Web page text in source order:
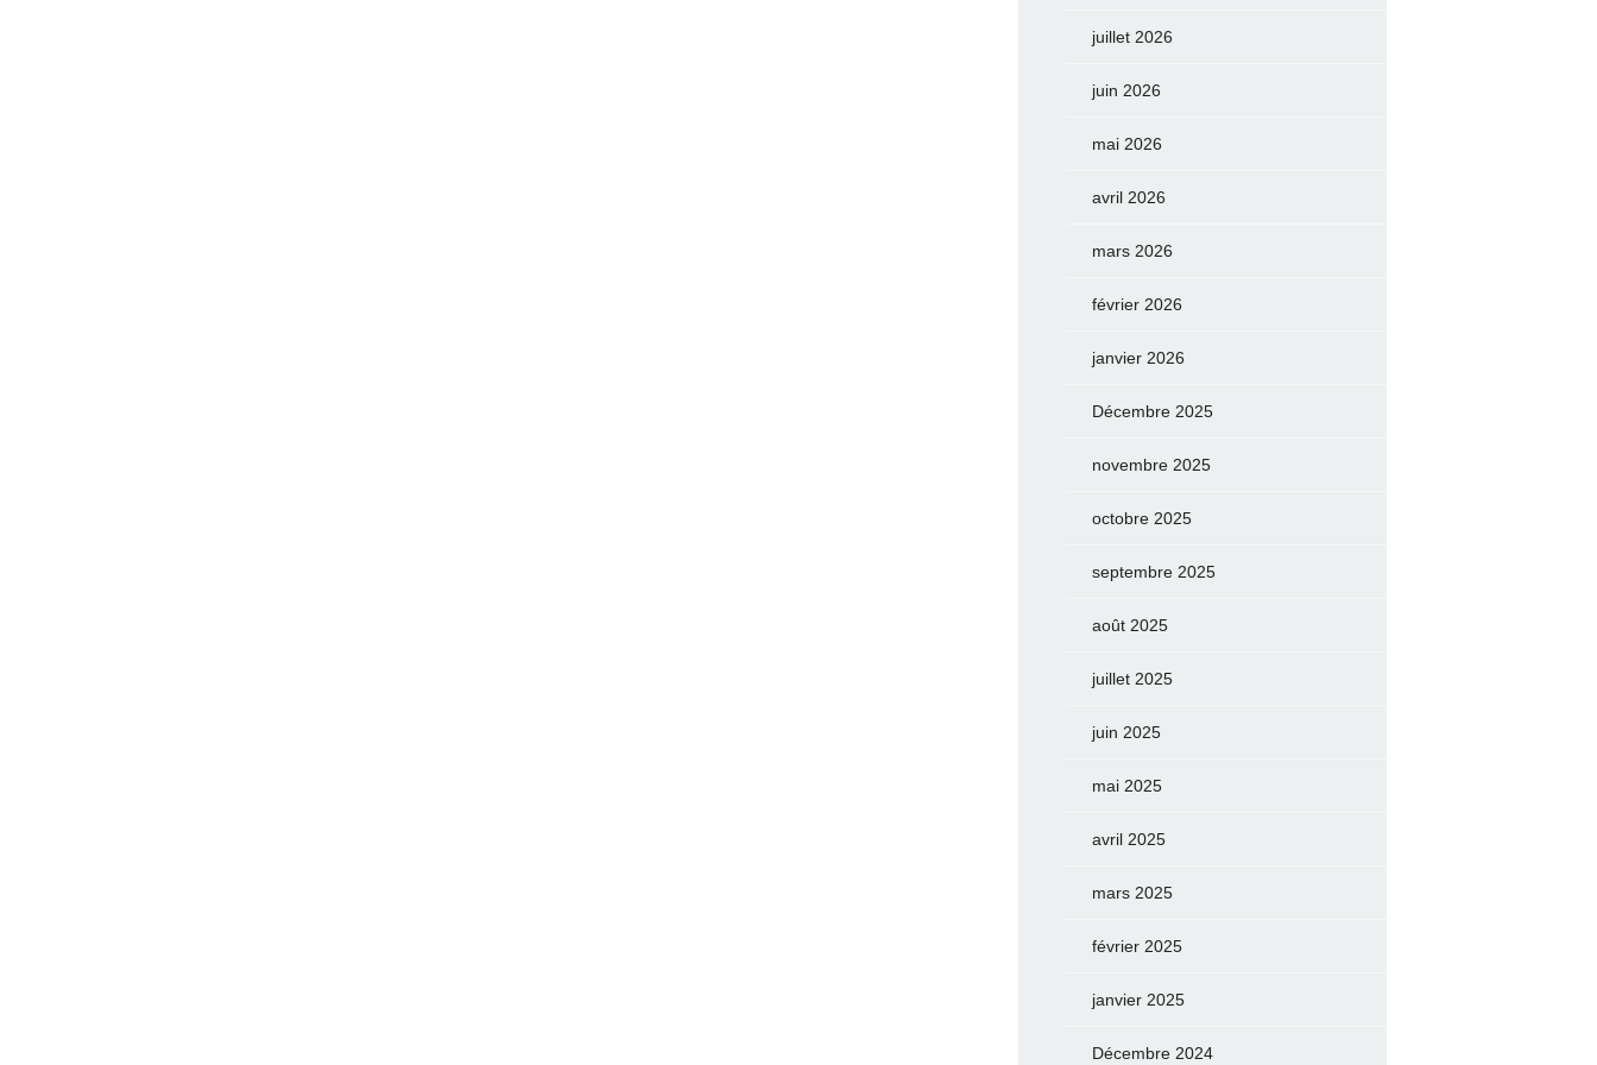
juillet 2026
juin 2026
mai 2026
avril 2026
mars 2026
février 2026
janvier 2026
Décembre 2025
novembre 2025
octobre 2025
septembre 2025
août 2025
juillet 2025
juin 2025
mai 2025
avril 2025
mars 2025
février 2025
janvier 2025
Décembre 2024